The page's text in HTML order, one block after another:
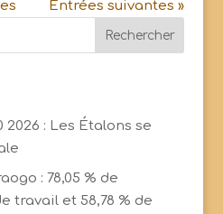
Entrées suivantes »
: Les Étalons se
: 78,05 % de
travail et 58,78 % de